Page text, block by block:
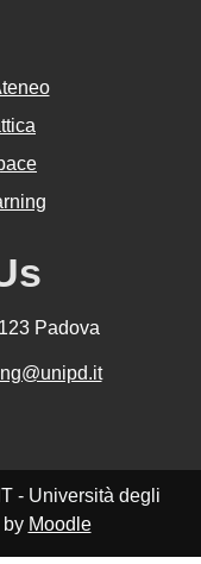
Padova
- Università degli
by Moodle